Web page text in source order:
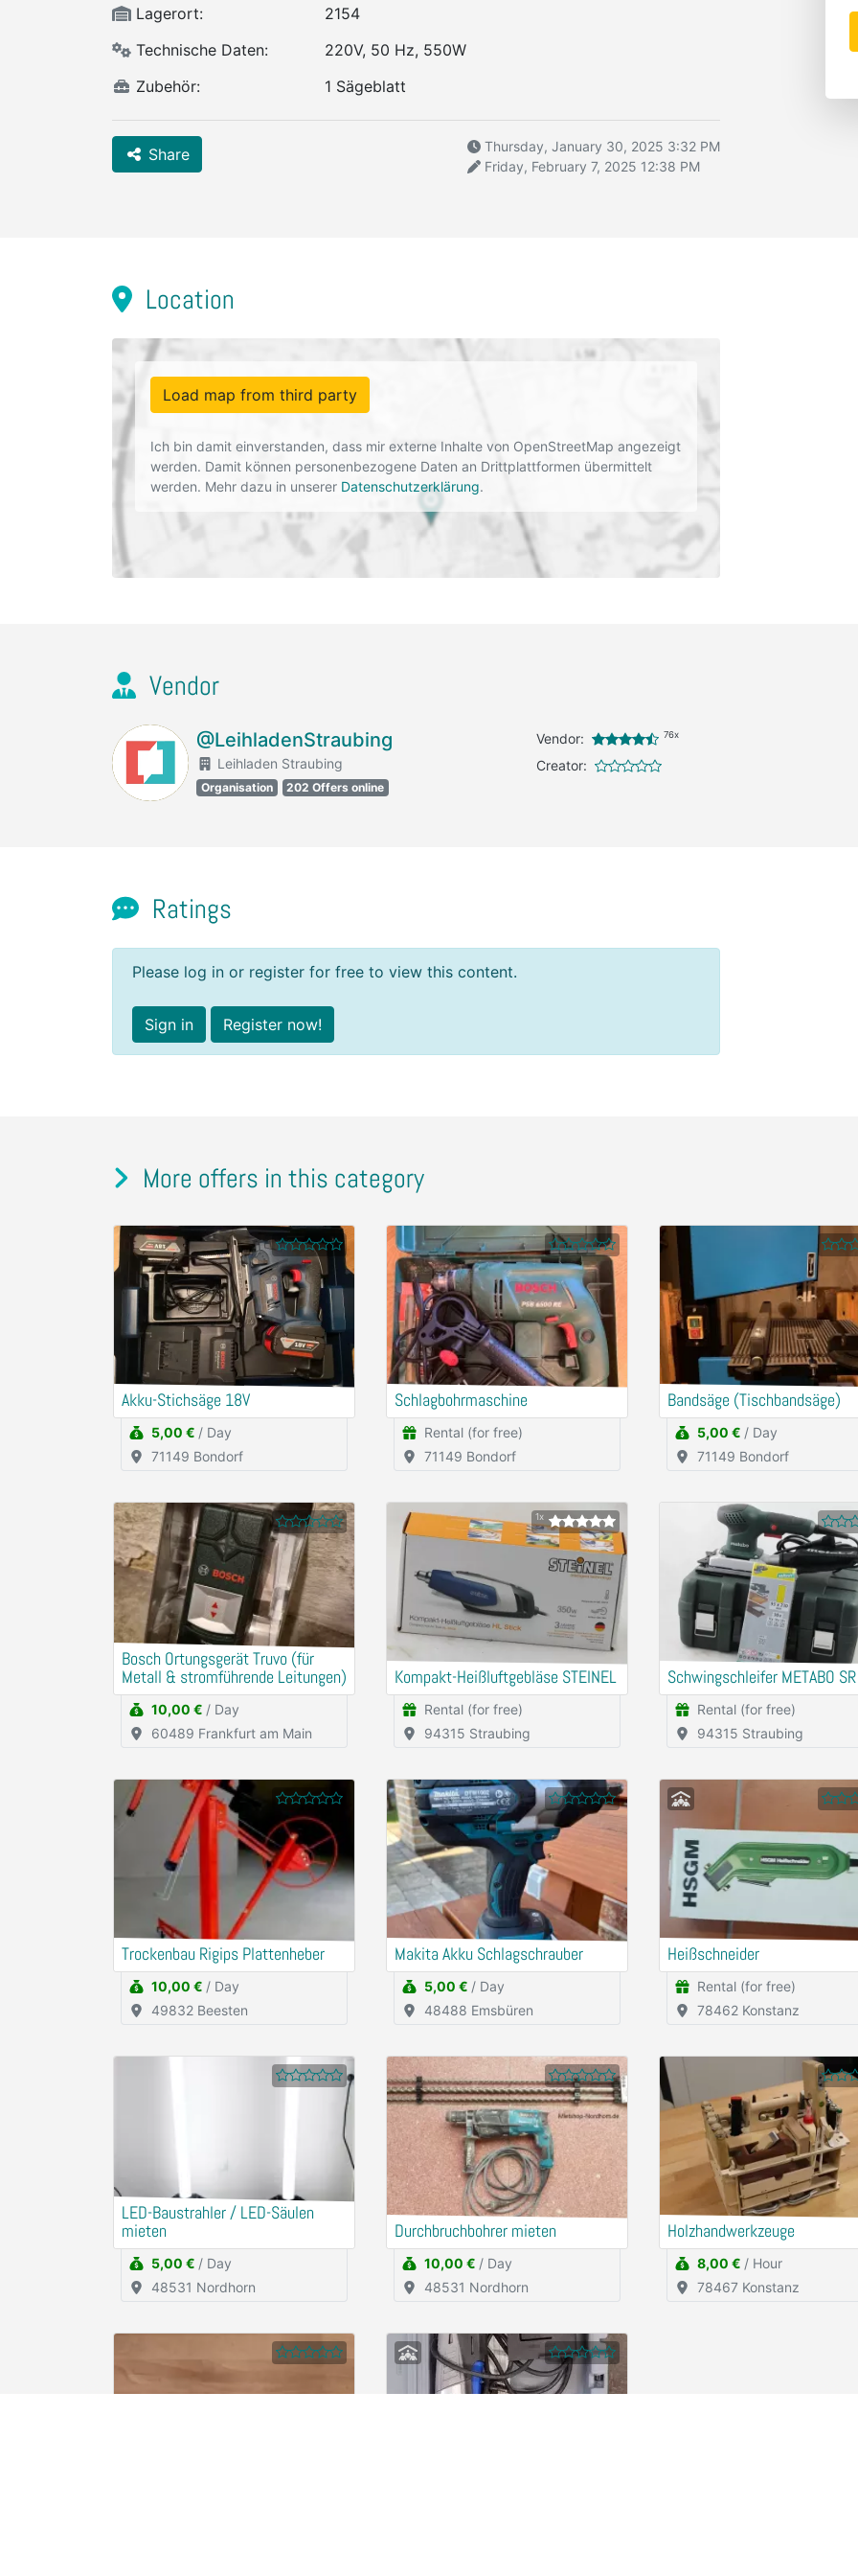
Lagerort:
2154
Technische Daten:
220V, 50 Hz, 550W
Zubehör:
1 Sägeblatt
Share
Thursday, January 30, 2025 3:32 PM
Friday, February 7, 2025 12:38 PM
Location
Load map from third party
Ich bin damit einverstanden, dass mir externe Inhalte von OpenStreetMap angezeigt
werden. Damit können personenbezogene Daten an Drittplattformen übermittelt
werden. Mehr dazu in unserer Datenschutzerklärung.
Vendor
@LeihladenStraubing
Leihladen Straubing
Organisation 202 Offers online
Vendor: 76x
Creator:
Ratings
Please log in or register for free to view this content.
Sign in Register now!
More offers in this category
Akku-Stichsäge 18V
5,00 € / Day
71149 Bondorf
Schlagbohrmaschine
Rental (for free)
71149 Bondorf
Bandsäge (Tischbandsäge)
5,00 € / Day
71149 Bondorf
Bosch Ortungsgerät Truvo (für
Metall & stromführende Leitungen)
10,00 € / Day
60489 Frankfurt am Main
1x
Kompakt-Heißluftgebläse STEINEL
Rental (for free)
94315 Straubing
Schwingschleifer METABO
Rental (for free)
94315 Straubing
Trockenbau Rigips Plattenheber
10,00 € / Day
49832 Beesten
Makita Akku Schlagschrauber
5,00 € / Day
48488 Emsbüren
Heißschneider
Rental (for free)
78462 Konstanz
LED-Baustrahler / LED-Säulen
mieten
5,00 € / Day
48531 Nordhorn
Durchbruchbohrer mieten
10,00 € / Day
48531 Nordhorn
Holzhandwerkzeuge
8,00 € / Hour
78467 Konstanz